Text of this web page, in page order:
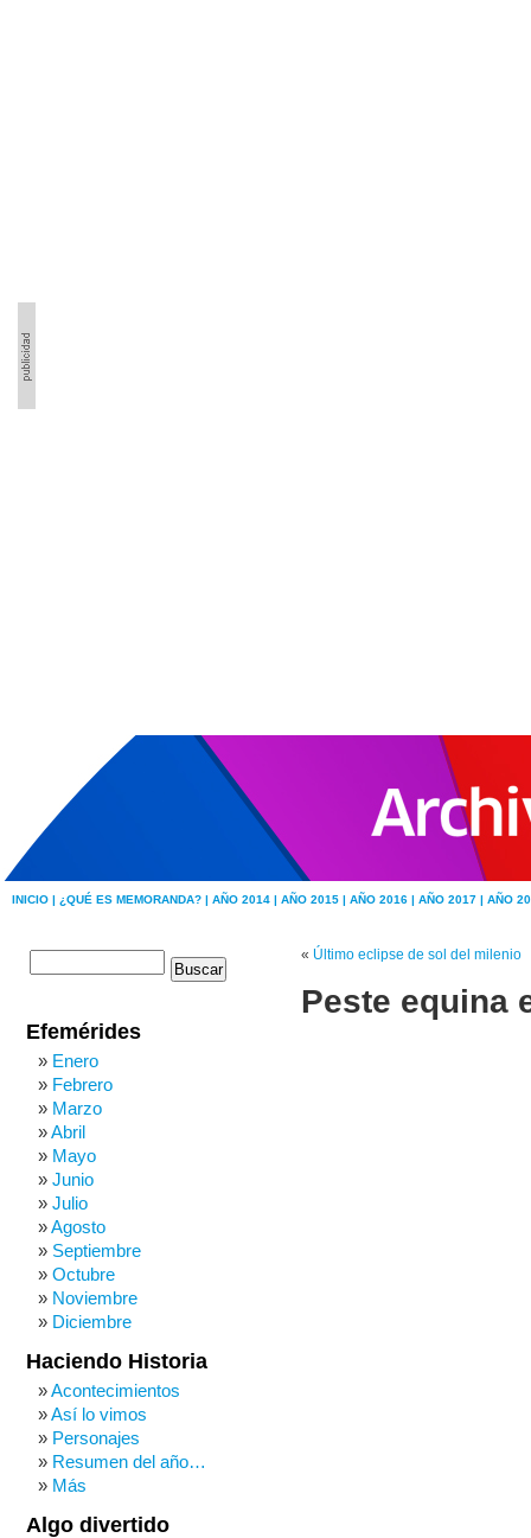
INICIO | ¿QUÉ ES MEMORANDA? | AÑO 2014 | AÑO 2015 | AÑO 2016 | AÑO 2017 | AÑO
« Último eclipse de sol del milenio
Peste equina
Efemérides
Enero
Febrero
Marzo
Abril
Mayo
Junio
Julio
Agosto
Septiembre
Octubre
Noviembre
Diciembre
Haciendo Historia
Acontecimientos
Así lo vimos
Personajes
Resumen del año…
Más
Algo divertido